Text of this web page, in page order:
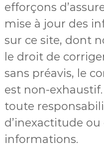
efforçons
mise à jour des
sur ce site, dont
le droit de
sans préavis, le
est non-
toute
d’inexactitude ou
informations.